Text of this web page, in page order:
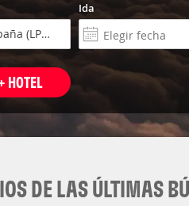
Ida
HOTEL
DE LAS ÚLTIMAS